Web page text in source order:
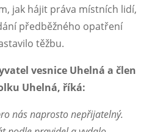
jak hájit práva místních lidí,
předběžného opatření
těžbu.
vesnice Uhelná a člen
Uhelná, říká:
nás naprosto nepřijatelný.